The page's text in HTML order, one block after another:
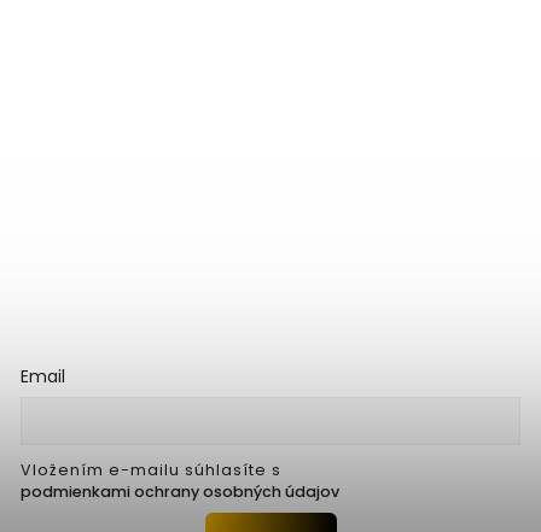
Email
Vložením e-mailu súhlasíte s
podmienkami ochrany osobných údajov